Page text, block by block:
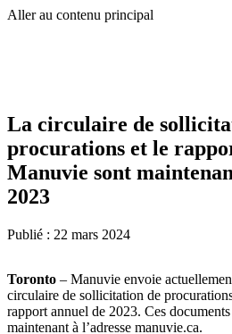
Aller au contenu principal
La circulaire de
procurations et le
Manuvie sont
2023
Publié : 22 mars 2024
Toronto – Manuvie envoie
circulaire de sollicitation de
rapport annuel de 2023. Ces
maintenant à l’adresse manuvie.ca.